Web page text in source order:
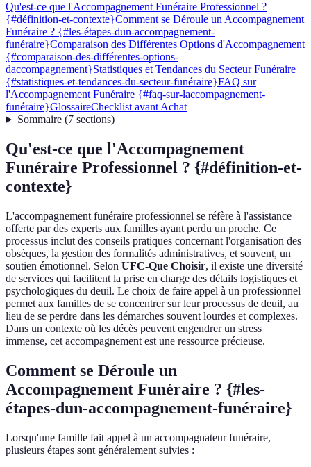
Qu'est-ce que l'Accompagnement Funéraire Professionnel ?
{#définition-et-contexte}Comment se Déroule un Accompagnement
Funéraire ? {#les-étapes-dun-accompagnement-
funéraire}Comparaison des Différentes Options d'Accompagnement
{#comparaison-des-différentes-options-
daccompagnement}Statistiques et Tendances du Secteur Funéraire
{#statistiques-et-tendances-du-secteur-funéraire}FAQ sur
l'Accompagnement Funéraire {#faq-sur-laccompagnement-
funéraire}GlossaireChecklist avant Achat
Sommaire(7 sections)
Qu'est-ce que l'Accompagnement
Funéraire Professionnel ? {#définition-et-
contexte}
L'accompagnement funéraire professionnel se réfère à l'assistance
offerte par des experts aux familles ayant perdu un proche. Ce
processus inclut des conseils pratiques concernant l'organisation des
obsèques, la gestion des formalités administratives, et souvent, un
soutien émotionnel. Selon UFC-Que Choisir, il existe une diversité
de services qui facilitent la prise en charge des détails logistiques et
psychologiques du deuil. Le choix de faire appel à un professionnel
permet aux familles de se concentrer sur leur processus de deuil, au
lieu de se perdre dans les démarches souvent lourdes et complexes.
Dans un contexte où les décès peuvent engendrer un stress
immense, cet accompagnement est une ressource précieuse.
Comment se Déroule un
Accompagnement Funéraire ? {#les-
étapes-dun-accompagnement-funéraire}
Lorsqu'une famille fait appel à un accompagnateur funéraire,
plusieurs étapes sont généralement suivies :